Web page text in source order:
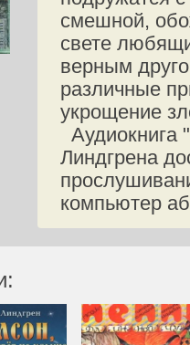
смешной,
свете
верным
различные
укрощение
Аудиокнига
Линдгрена
компьютер